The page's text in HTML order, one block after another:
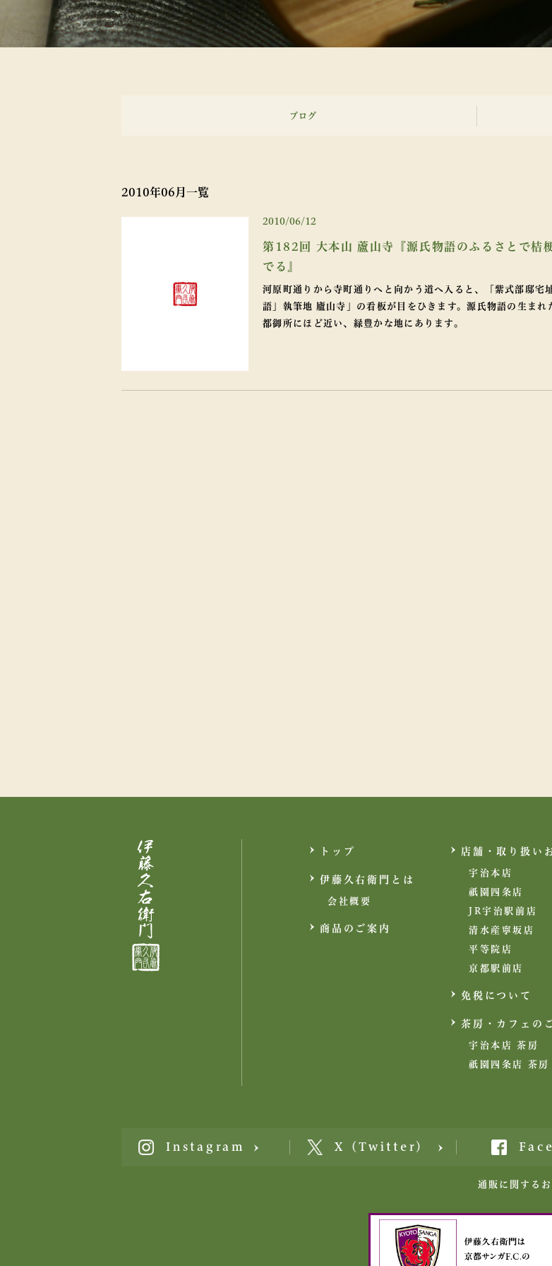
ブログ
2010年06月一覧
2010/06/12
第182回 大本山 蘆山寺『源氏物語のふるさとで桔
でる』
河原町通りから寺町通りへと向かう道へ入ると、「紫式部邸宅
語」執筆地 廬山寺」の看板が目をひきます。源氏物語の生まれ
都御所にほど近い、緑豊かな地にあります。
トップ
伊藤久右衛門とは
会社概要
商品のご案内
店舗・取り扱い
宇治本店
祇園四条店
JR宇治駅前店
清水産寧坂店
平等院店
京都駅前店
免税について
茶房・カフェの
宇治本店 茶房
祇園四条店 茶房
通販に関する
Instagram X（Twitter）